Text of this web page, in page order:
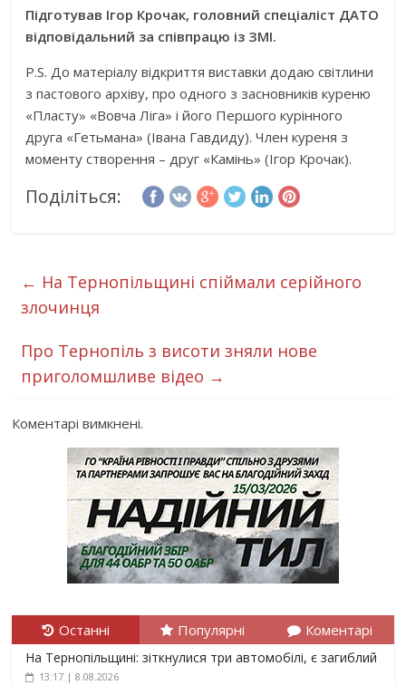
Підготував Ігор Крочак, головний спеціаліст ДАТО
відповідальний за співпрацю із ЗМІ.
P.S. До матеріалу відкриття виставки додаю світлини
з пастового архіву, про одного з засновників куреню
«Пласту» «Вовча Ліга» і його Першого курінного
друга «Гетьмана» (Івана Гавдиду). Член куреня з
моменту створення – друг «Камінь» (Ігор Крочак).
Поділіться:
← На Тернопільщині спіймали серійного
злочинця
Про Тернопіль з висоти зняли нове
приголомшливе відео →
Коментарі вимкнені.
Останні Популярні Коментарі
На Тернопільщині: зіткнулися три автомобілі, є загиблий
13:17 | 8.08.2026